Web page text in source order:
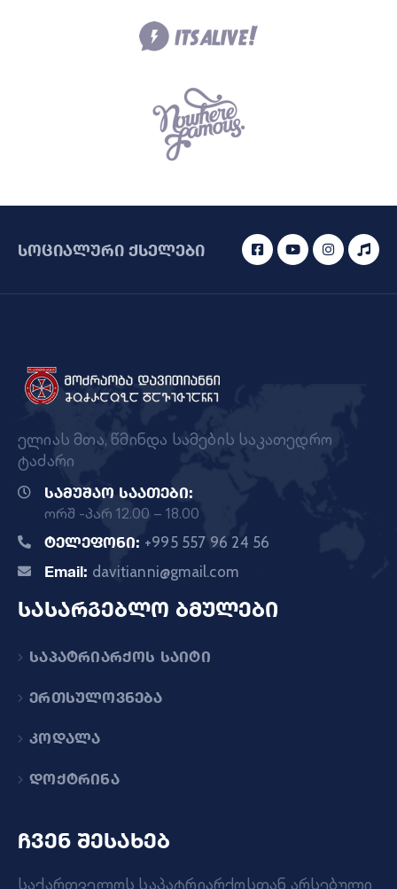
სოციალური ქსელები
ელიას მთა, წმინდა სამების საკათედრო
ტაძარი
სამუშაო საათები:
ორშ -პარ 12.00 – 18.00
ტელეფონი: +995 557 96 24 56
Email: davitianni@gmail.com
სასარგებლო ბმულები
საპატრიარქოს საიტი
ერთსულოვნება
კოდალა
დოქტრინა
ჩვენ შესახებ
საქართველოს საპატრიარქოსთან არსებული